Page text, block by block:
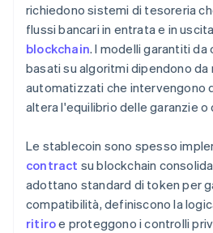
richiedono sistemi di tesoreria
flussi bancari in entrata e in
blockchain. I modelli garantiti
basati su algoritmi dipendono da
automatizzati che intervengono
altera l'equilibrio delle garanzie o
Le stablecoin sono spesso
contract su blockchain
adottano standard di token per
compatibilità, definiscono la
ritiroe proteggono i controlli